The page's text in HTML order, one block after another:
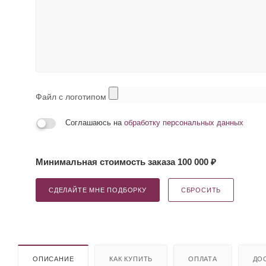
Файл с логотипом
Соглашаюсь на обработку персональных данных
Минимальная стоимость заказа 100 000 ₽
СДЕЛАЙТЕ МНЕ ПОДБОРКУ СБРОСИТЬ
ОПИСАНИЕ КАК КУПИТЬ ОПЛАТА